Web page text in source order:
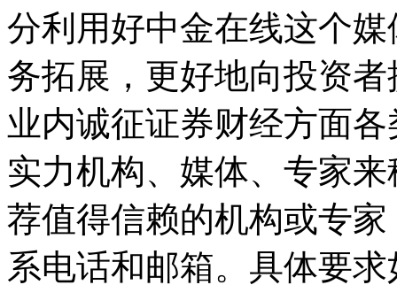
分利用好中金在线这个
务拓展，更好地向投资
业内诚征证券财经方面
实力机构、媒体、专家
荐值得信赖的机构或专
系电话和邮箱。具体要